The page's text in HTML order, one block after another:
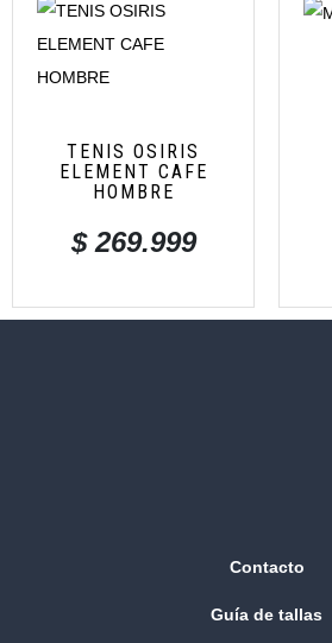
TENIS OSIRIS
ELEMENT CAFE
HOMBRE
$269.999
Contacto
Guía de tallas